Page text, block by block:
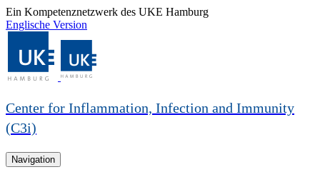
Ein Kompetenznetzwerk des UKE Hamburg
Englische Version
Center for Inflammation, Infection and Immunity
(C3i)
Navigation